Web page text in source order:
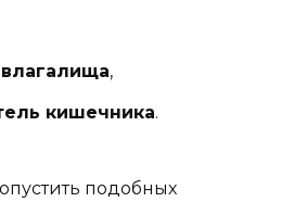
,
кишечника.
подобных